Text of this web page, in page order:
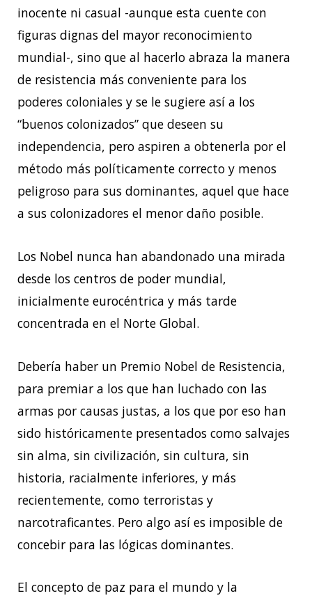
inocente ni casual -aunque esta cuente con
figuras dignas del mayor reconocimiento
mundial-, sino que al hacerlo abraza la manera
de resistencia más conveniente para los
poderes coloniales y se le sugiere así a los
“buenos colonizados” que deseen su
independencia, pero aspiren a obtenerla por el
método más políticamente correcto y menos
peligroso para sus dominantes, aquel que hace
a sus colonizadores el menor daño posible.
Los Nobel nunca han abandonado una mirada
desde los centros de poder mundial,
inicialmente eurocéntrica y más tarde
concentrada en el Norte Global.
Debería haber un Premio Nobel de Resistencia,
para premiar a los que han luchado con las
armas por causas justas, a los que por eso han
sido históricamente presentados como salvajes
sin alma, sin civilización, sin cultura, sin
historia, racialmente inferiores, y más
recientemente, como terroristas y
narcotraficantes. Pero algo así es imposible de
concebir para las lógicas dominantes.
El concepto de paz para el mundo y la